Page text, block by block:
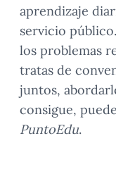
aprendizaje
servicio
los problemas
tratas de
juntos,
consigue,
PuntoEdu.